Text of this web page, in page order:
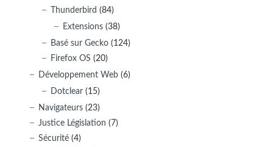
Thunderbird (84)
Extensions (38)
Basé sur Gecko (124)
Firefox OS (20)
Développement Web (6)
Dotclear (15)
Navigateurs (23)
Justice Législation (7)
Sécurité (4)